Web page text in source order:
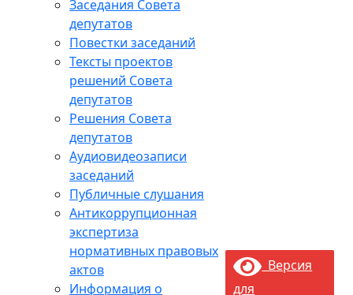
Заседания Cовета
депутатов
Повестки заседаний
Тексты проектов
решений Совета
депутатов
Решения Совета
депутатов
Аудиовидеозаписи
заседаний
Публичные слушания
Антикоррупционная
экспертиза
нормативных правовых
актов
Информация о
Версия
для